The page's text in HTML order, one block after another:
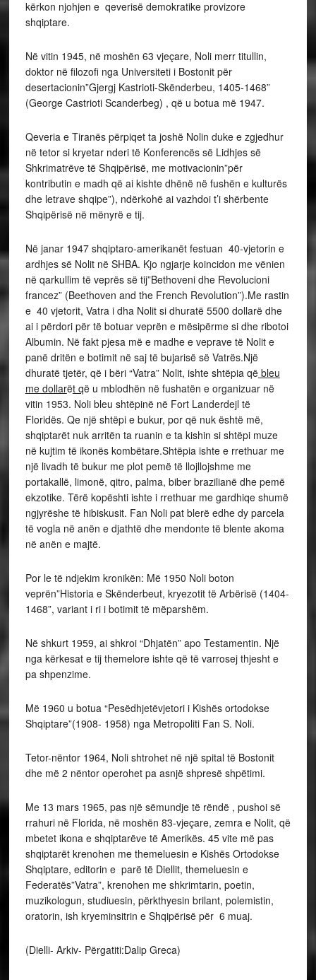
kërkon njohjen e qeverisë demokratike provizore
shqiptare.
Në vitin 1945, në moshën 63 vjeçare, Noli merr titullin,
doktor në filozofi nga Universiteti i Bostonit për
desertacionin”Gjergj Kastrioti-Skënderbeu, 1405-1468”
(George Castrioti Scanderbeg) , që u botua më 1947.
Qeveria e Tiranës përpiqet ta joshë Nolin duke e zgjedhur
në tetor si kryetar nderi të Konferencës së Lidhjes së
Shkrimatrëve të Shqipërisë, me motivacionin”për
kontributin e madh që ai kishte dhënë në fushën e kulturës
dhe letrave shqipe”), ndërkohë ai vazhdoi t’i shërbente
Shqipërisë në mënyrë e tij.
Në janar 1947 shqiptaro-amerikanët festuan 40-vjetorin e
ardhjes së Nolit në SHBA. Kjo ngjarje koincidon me vënien
në qarkullim të veprës së tij”Bethoveni dhe Revolucioni
francez” (Beethoven and the French Revolution”).Me rastin
e 40 vjetorit, Vatra i dha Nolit si dhuratë 5500 dollarë dhe
ai i përdori për të botuar veprën e mësipërme si dhe ribotoi
Albumin. Në fakt pjesa më e madhe e veprave të Nolit e
panë dritën e botimit në saj të bujarisë së Vatrës.Një
dhuratë tjetër, që i bëri “Vatra” Nolit, ishte shtëpia qëbleu
me dollarët që u mblodhën në fushatën e organizuar në
vitin 1953. Noli bleu shtëpinë në Fort Landerdejl të
Floridës. Qe një shtëpi e bukur, por që nuk është më,
shqiptarët nuk arritën ta ruanin e ta kishin si shtëpi muze
në kujtim të ikonës kombëtare.Shtëpia ishte e rrethuar me
një livadh të bukur me plot pemë të llojllojshme me
portakallë, limonë, qitro, palma, biber brazilianë dhe pemë
ekzotike. Tërë kopështi ishte i rrethuar me gardhiqe shumë
ngjyrëshe të hibiskusit. Fan Noli pat blerë edhe dy parcela
të vogla në anën e djathtë dhe mendonte të blente akoma
në anën e majtë.
Por le të ndjekim kronikën: Më 1950 Noli boton
veprën”Historia e Skënderbeut, kryezotit të Arbërisë (1404-
1468”, variant i ri i botimit të mëparshëm.
Në shkurt 1959, ai shkroi “Dhjatën” apo Testamentin. Një
nga kërkesat e tij themelore ishte që të varrosej thjesht e
pa shpenzime.
Më 1960 u botua “Pesëdhjetëvjetori i Kishës ortodokse
Shqiptare”(1908- 1958) nga Metropoliti Fan S. Noli.
Tetor-nëntor 1964, Noli shtrohet në një spital të Bostonit
dhe më 2 nëntor operohet pa asnjë shpresë shpëtimi.
Me 13 mars 1965, pas një sëmundje të rëndë , pushoi së
rrahuri në Florida, në moshën 83-vjeçare, zemra e Nolit, që
mbetet ikona e shqiptarëve të Amerikës. 45 vite më pas
shqiptarët krenohen me themeluesin e Kishës Ortodokse
Shqiptare, editorin e parë të Diellit, themeluesin e
Federatës”Vatra”, krenohen me shkrimtarin, poetin,
muzikologun, studiuesin, përkthyesin brilant, polemistin,
oratorin, ish kryeminsitrin e Shqipërisë për 6 muaj.
(Dielli- Arkiv- Përgatiti:Dalip Greca)